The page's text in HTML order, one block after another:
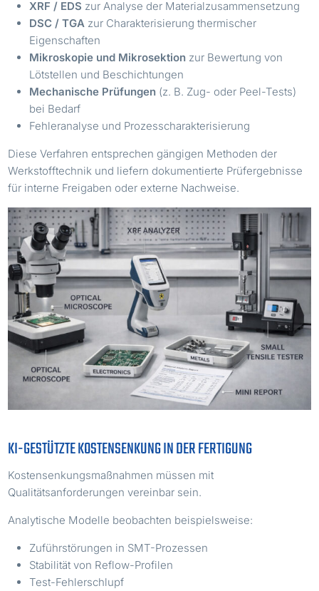
XRF / EDS zur Analyse der Materialzusammensetzung
DSC / TGA zur Charakterisierung thermischer
Eigenschaften
Mikroskopie und Mikrosektion zur Bewertung von
Lötstellen und Beschichtungen
Mechanische Prüfungen (z. B. Zug- oder Peel-Tests)
bei Bedarf
Fehleranalyse und Prozesscharakterisierung
Diese Verfahren entsprechen gängigen Methoden der
Werkstofftechnik und liefern dokumentierte Prüfergebnisse
für interne Freigaben oder externe Nachweise.
KI-GESTÜTZTE KOSTENSENKUNG IN DER FERTIGUNG
Kostensenkungsmaßnahmen müssen mit
Qualitätsanforderungen vereinbar sein.
Analytische Modelle beobachten beispielsweise:
Zuführstörungen in SMT-Prozessen
Stabilität von Reflow-Profilen
Test-Fehlerschlupf